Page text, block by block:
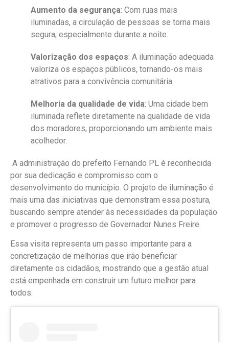
Aumento da segurança: Com ruas mais
iluminadas, a circulação de pessoas se torna mais
segura, especialmente durante a noite.
Valorização dos espaços: A iluminação adequada
valoriza os espaços públicos, tornando-os mais
atrativos para a convivência comunitária.
Melhoria da qualidade de vida: Uma cidade bem
iluminada reflete diretamente na qualidade de vida
dos moradores, proporcionando um ambiente mais
acolhedor.
A administração do prefeito Fernando PL é reconhecida
por sua dedicação e compromisso com o
desenvolvimento do município. O projeto de iluminação é
mais uma das iniciativas que demonstram essa postura,
buscando sempre atender às necessidades da população
e promover o progresso de Governador Nunes Freire.
Essa visita representa um passo importante para a
concretização de melhorias que irão beneficiar
diretamente os cidadãos, mostrando que a gestão atual
está empenhada em construir um futuro melhor para
todos.